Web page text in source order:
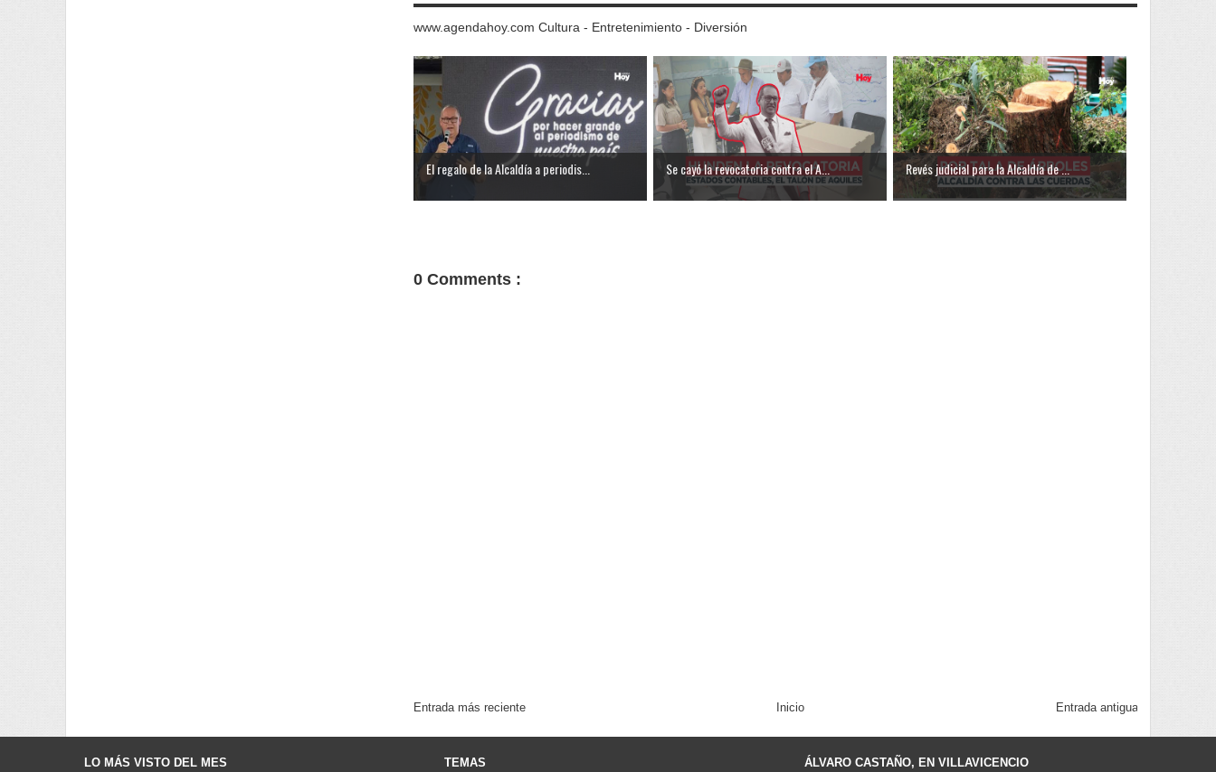
www.agendahoy.com Cultura - Entretenimiento - Diversión
El regalo de la Alcaldía a periodis... Se cayó la revocatoria contra el A... Revés judicial para la Alcaldía de ...
0 Comments :
Entrada más reciente Entrada antigua
Inicio
LO MÁS VISTO DEL MES TEMAS ÁLVARO CASTAÑO, EN VILLAVICENCIO